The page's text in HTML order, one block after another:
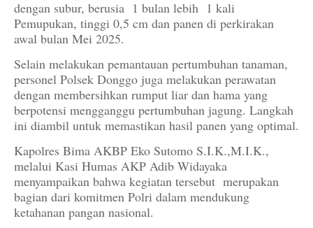
dengan subur, berusia 1 bulan lebih 1 kali
Pemupukan, tinggi 0,5 cm dan panen di perkirakan
awal bulan Mei 2025.
Selain melakukan pemantauan pertumbuhan tanaman,
personel Polsek Donggo juga melakukan perawatan
dengan membersihkan rumput liar dan hama yang
berpotensi mengganggu pertumbuhan jagung. Langkah
ini diambil untuk memastikan hasil panen yang optimal.
Kapolres Bima AKBP Eko Sutomo S.I.K.,M.I.K.,
melalui Kasi Humas AKP Adib Widayaka
menyampaikan bahwa kegiatan tersebut merupakan
bagian dari komitmen Polri dalam mendukung
ketahanan pangan nasional.